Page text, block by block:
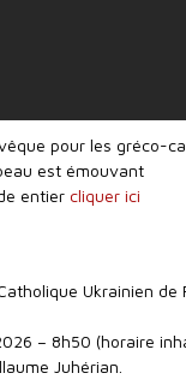
pour les gréco-
est émouvant
entier cliquer ici
Ukrainien de
– 8h50 (horaire
Juhérian.